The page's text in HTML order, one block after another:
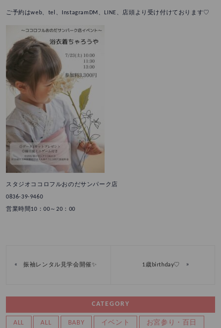
ご予約はweb、tel、InstagramDM、LINE、店頭より受け付けております♡
スタジオココロフルおのだサンパーク店
0836-39-9460
営業時間10：00～20：00
« 振袖レンタル見学会開催✨ 1歳birthday♡ »
CATEGORY
ALL ALL BABY イベント お宮参り・百日